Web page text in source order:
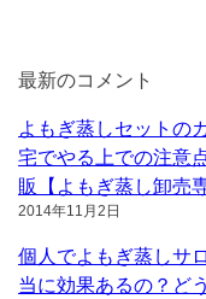
最新のコメント
よもぎ蒸しセットの
宅でやる上での注意
販【よもぎ蒸し卸売
2014年11月2日
個人でよもぎ蒸しサ
当に効果あるの？ど